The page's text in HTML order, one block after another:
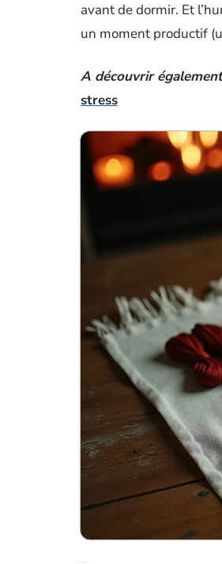
avant de dormir. Et
un moment productif
A découvrir
stress